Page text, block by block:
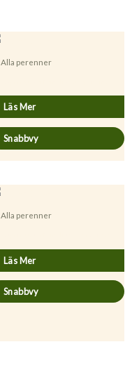
Alla perenner
Läs Mer
Snabbvy
Alla perenner
Läs Mer
Snabbvy